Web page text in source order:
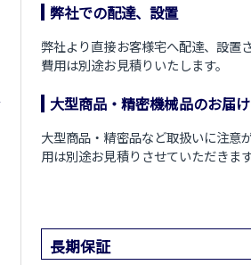
弊社での配達、設置
弊社より直接お客様宅へ配達、設置
費用は別途お見積りいたします。
大型商品・精密機械品のお届け
大型商品・精密品など取扱いに注意
用は別途お見積りさせていただきます
長期保証